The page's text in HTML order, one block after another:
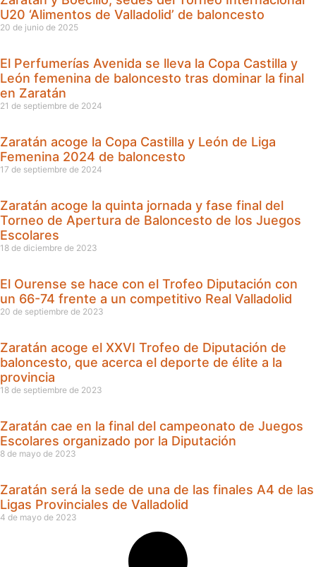
U20 ‘Alimentos de Valladolid’ de baloncesto
20 de junio de 2025
El Perfumerías Avenida se lleva la Copa Castilla y
León femenina de baloncesto tras dominar la final
en Zaratán
21 de septiembre de 2024
Zaratán acoge la Copa Castilla y León de Liga
Femenina 2024 de baloncesto
17 de septiembre de 2024
Zaratán acoge la quinta jornada y fase final del
Torneo de Apertura de Baloncesto de los Juegos
Escolares
18 de diciembre de 2023
El Ourense se hace con el Trofeo Diputación con
un 66-74 frente a un competitivo Real Valladolid
20 de septiembre de 2023
Zaratán acoge el XXVI Trofeo de Diputación de
baloncesto, que acerca el deporte de élite a la
provincia
18 de septiembre de 2023
Zaratán cae en la final del campeonato de Juegos
Escolares organizado por la Diputación
8 de mayo de 2023
Zaratán será la sede de una de las finales A4 de las
Ligas Provinciales de Valladolid
4 de mayo de 2023